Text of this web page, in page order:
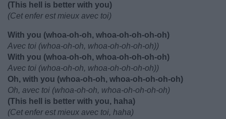
(This hell is better with you)
(Cet enfer est mieux avec toi)
With you (whoa-oh-oh, whoa-oh-oh-oh-oh)
Avec toi (whoa-oh-oh, whoa-oh-oh-oh-oh))
With you (whoa-oh-oh, whoa-oh-oh-oh-oh)
Avec toi (whoa-oh-oh, whoa-oh-oh-oh-oh))
Oh, with you (whoa-oh-oh, whoa-oh-oh-oh-oh)
Oh, avec toi (whoa-oh-oh, whoa-oh-oh-oh-oh)
(This hell is better with you, haha)
(Cet enfer est mieux avec toi, haha)